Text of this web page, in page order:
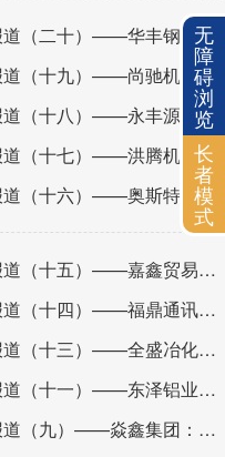
江阴市点赞守法诚信企业系列报道（二十）——华丰钢材：以诚取信 以质取胜
江阴市点赞守法诚信企业系列报道（十九）——尚驰机械：从优良到专精 用诚信闯出一片天
江阴市点赞守法诚信企业系列报道（十八）——永丰源：诚信立本 做市民放心餐饮
江阴市点赞守法诚信企业系列报道（十七）——洪腾机械：稳扎稳打 有舍有得
江阴市点赞守法诚信企业系列报道（十六）——奥斯特滤清器：坚持品牌经营 擦亮诚信名片
江阴市点赞守法诚信企业系列报道（十五）——嘉鑫贸易：恪守初心 以诚为本
江阴市点赞守法诚信企业系列报道（十四）——福鼎通讯：小小蜂鸣器“奏响”诚信主题曲
江阴市点赞守法诚信企业系列报道（十三）——全盛冶化：坚持以“诚”为本 赢得广阔市场
江阴市点赞守法诚信企业系列报道（十一）——东泽铝业：扎根一线深耕诚信“责任田”
江阴市点赞守法诚信企业系列报道（九）——焱鑫集团：用诚信叩开市场之门
无
障
碍
浏
览
长
者
模
式